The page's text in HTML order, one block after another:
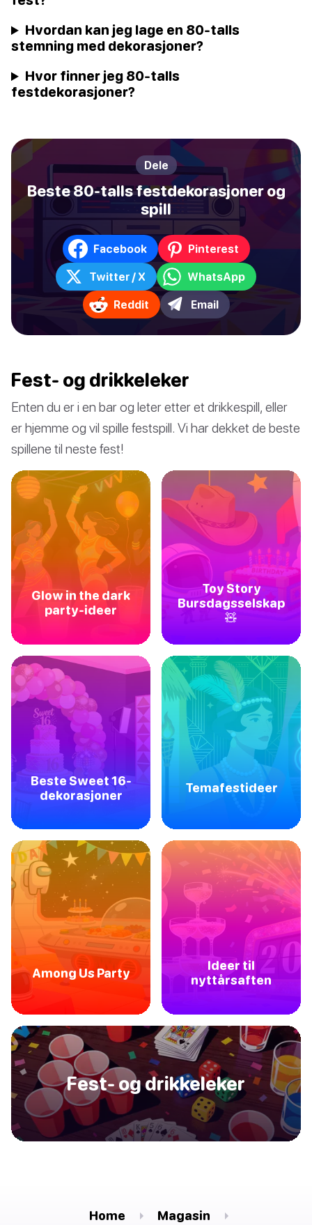
Hvordan kan jeg lage en 80-talls
stemning med dekorasjoner?
Hvor finner jeg 80-talls
festdekorasjoner?
Dele
Beste 80-talls festdekorasjoner og
spill
Facebook Pinterest
Twitter / X WhatsApp
Reddit Email
Fest- og drikkeleker
Enten du er i en bar og leter etter et drikkespill, eller
er hjemme og vil spille festspill. Vi har dekket de beste
spillene til neste fest!
Glow in the dark
party-ideer
Toy Story
Bursdagsselskap
🧸
Beste Sweet 16-
dekorasjoner
Temafestideer
Among Us Party
Ideer til
nyttårsaften
Fest- og drikkeleker
Home
Magasin